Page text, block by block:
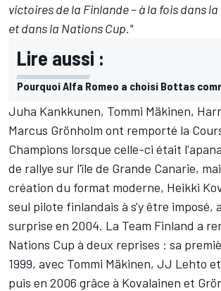
victoires de la Finlande – à la fois dans
et dans la Nations Cup."
Lire aussi :
Pourquoi Alfa Romeo a choisi Bottas
Juha Kankkunen, Tommi Mäkinen,
Marcus Grönholm ont remporté la
Champions lorsque celle-ci était
de rallye sur l'île de Grande Canarie,
création du format moderne, Heikki
seul pilote finlandais à s'y être imposé,
surprise en 2004. La Team Finland a
Nations Cup à deux reprises : sa
1999, avec Tommi Mäkinen, JJ Lehto
puis en 2006 grâce à Kovalainen et